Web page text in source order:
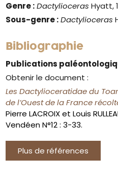
Genre : Dactylioceras Hyatt,
Sous-genre : Dactylioceras
Bibliographie
Publications
Obtenir le document :
Les Dactylioceratidae du
de l’Ouest de la France
Pierre LACROIX et Louis
Vendéen N°12 : 3-33.
Plus de références